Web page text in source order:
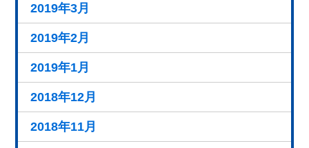
2019年3月
2019年2月
2019年1月
2018年12月
2018年11月